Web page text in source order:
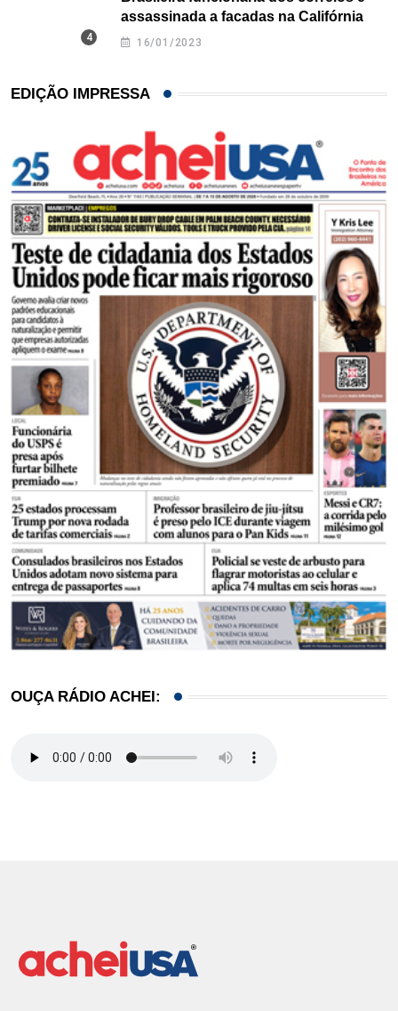
assassinada a facadas na Califórnia
16/01/2023
EDIÇÃO IMPRESSA
OUÇA RÁDIO ACHEI: